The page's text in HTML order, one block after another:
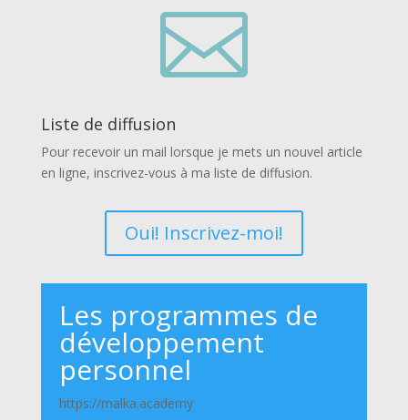

Liste de diffusion
Pour recevoir un mail lorsque je mets un nouvel article
en ligne, inscrivez-vous à ma liste de diffusion.
Oui! Inscrivez-moi!
Les programmes de
développement
personnel
https://malka.academy